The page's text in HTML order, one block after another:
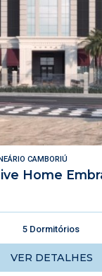
CAMBORIÚ
Home
5 Dormitórios
VER DETALHES